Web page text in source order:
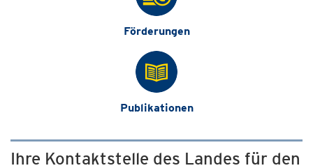
Förderungen
Publikationen
Ihre Kontaktstelle des Landes für den